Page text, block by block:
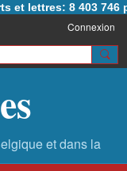
et lettres: 8 403 746
Connexion